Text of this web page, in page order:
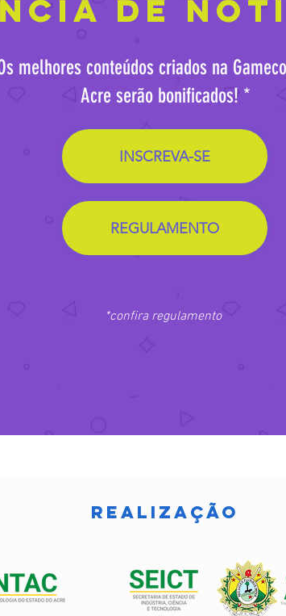
de
melhores conteúdos criados na
Acre serão bonificados! *
INSCREVA-SE
REGULAMENTO
*confira regulamento
realização